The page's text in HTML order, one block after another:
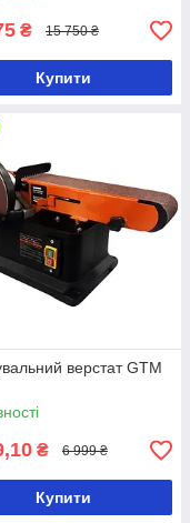
₴ 15 750 ₴
Купити
верстат GTM
₴ 6 999 ₴
Купити